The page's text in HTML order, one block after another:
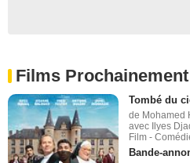
Films
Tombé du
de Mohamed
avec Ilyes
Film -
Bande-